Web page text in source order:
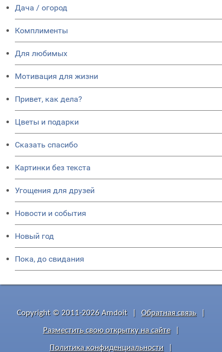
Дача / огород
Комплименты
Для любимых
Мотивация для жизни
Привет, как дела?
Цветы и подарки
Сказать спасибо
Картинки без текста
Угощения для друзей
Новости и события
Новый год
Пока, до свидания
Copyright © 2011-2026 Amdoit Обратная связь
Разместить свою открытку на сайте
Политика конфиденциальности